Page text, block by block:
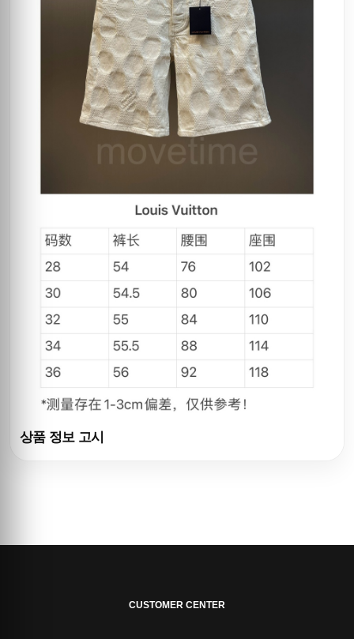
상품 정보 고시
CUSTOMER CENTER